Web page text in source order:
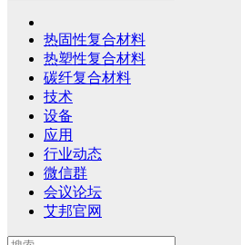
热固性复合材料
热塑性复合材料
碳纤复合材料
技术
设备
应用
行业动态
微信群
会议论坛
艾邦官网